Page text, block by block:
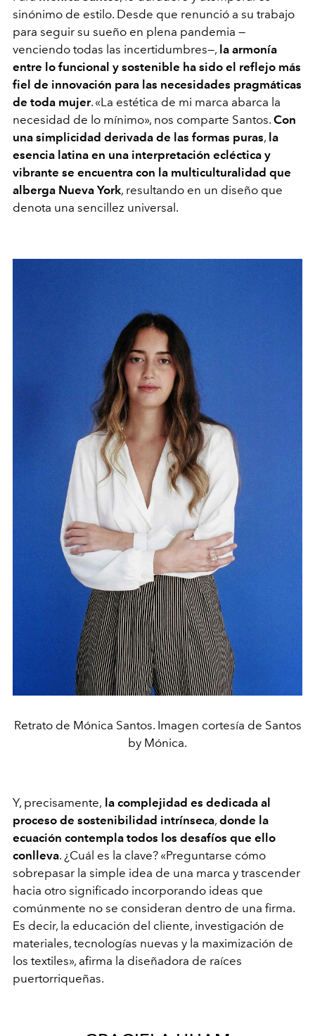
sinónimo de estilo. Desde que renunció a su trabajo
para seguir su sueño en plena pandemia —
venciendo todas las incertidumbres—, la armonía
entre lo funcional y sostenible ha sido el reflejo más
fiel de innovación para las necesidades pragmáticas
de toda mujer. «La estética de mi marca abarca la
necesidad de lo mínimo», nos comparte Santos. Con
una simplicidad derivada de las formas puras, la
esencia latina en una interpretación ecléctica y
vibrante se encuentra con la multiculturalidad que
alberga Nueva York, resultando en un diseño que
denota una sencillez universal.
Retrato de Mónica Santos. Imagen cortesía de Santos
by Mónica.
Y, precisamente, la complejidad es dedicada al
proceso de sostenibilidad intrínseca, donde la
ecuación contempla todos los desafíos que ello
conlleva. ¿Cuál es la clave? «Preguntarse cómo
sobrepasar la simple idea de una marca y trascender
hacia otro significado incorporando ideas que
comúnmente no se consideran dentro de una firma.
Es decir, la educación del cliente, investigación de
materiales, tecnologías nuevas y la maximización de
los textiles», afirma la diseñadora de raíces
puertorriqueñas.